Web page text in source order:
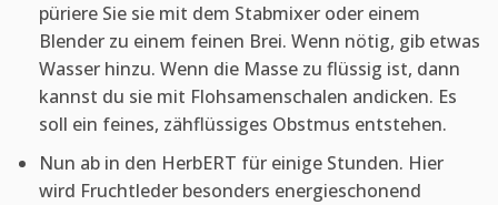
püriere Sie sie mit dem Stabmixer oder einem
Blender zu einem feinen Brei. Wenn nötig, gib etwas
Wasser hinzu. Wenn die Masse zu flüssig ist, dann
kannst du sie mit Flohsamenschalen andicken. Es
soll ein feines, zähflüssiges Obstmus entstehen.
Nun ab in den HerbERT für einige Stunden. Hier
wird Fruchtleder besonders energieschonend